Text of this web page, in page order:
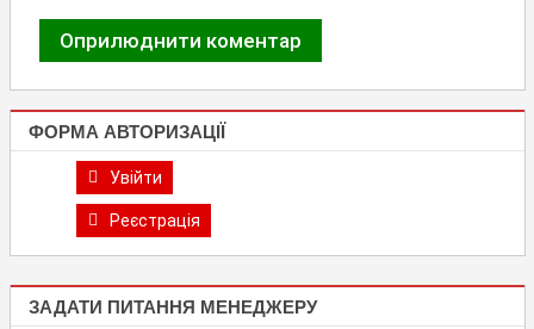
ФОРМА АВТОРИЗАЦІЇ
Увійти
Реєстрація
ЗАДАТИ ПИТАННЯ МЕНЕДЖЕРУ